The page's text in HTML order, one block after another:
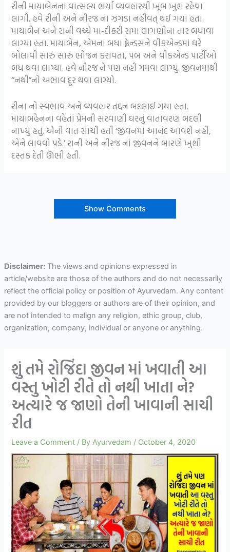
રીની માયાબેનનાં વાત્સલ્ય ભર્યા વ્યવહારથી ખૂબ ખુશ રહેવા
લાગી. હવે રીની અને નીરજ ના ઝગડા નહીંવત્ થઈ ગયા હતા.
માયાબેન અને રાની વચ્ચે મા-દીકરી સમા લાગણીના તાર બંધાવા
લાગ્યા હતા. માયાબેન, એમના બધા ફ્રેન્ડસને વીકએન્ડમાં ઘરે
બોલાવી સારું સારું ભોજન કરાવતા, પબ અને વીકએન્ડ પાર્ટીઓ
બંધ થવા લાગ્યા. હવે નીરજ ને પણ નહીં ગમવા લાગ્યું. જીવનમાંથી
‘‘નથી”નો અભાવ દૂર થવા લાગ્યો.
રીના નો સ્વભાવ અને વ્યવહાર તદ્દન બદલાઈ ગયા હતા.
માયાબહેનના વહેતાં પ્રેમની સરવાણી ઘરનું વાતાવરણ બદલી
નાખ્યું હતું. એની વાત સાચી હતી ‘જીવનમાં આનંદ આવશે નહીં,
એને લાવવો પડે.’ રાની અને નીરજ નાં જીવનને બારણે ખુશી
દસ્તક દેતી ઊભી હતી.
Show Comments
Disclaimer:The views and opinions expressed in
article/website are those of the authors and do not necessarily
reflect the official policy or position of Ayurvedam. Any content
provided by our bloggers or authors are of their opinion, and
are not intended to malign any religion, ethic group, club,
organization, company, individual or anyone or anything.
શું તમે રોજિંદા જીવન માં ખવાતી આ
વસ્તુ ખોટી રીતે તો નથી ખાતા ને?
અત્યારે જ જાણો તેની ખાવાની સાચી
રીત
Leave a Comment / ByAyurvedam / October 4, 2020